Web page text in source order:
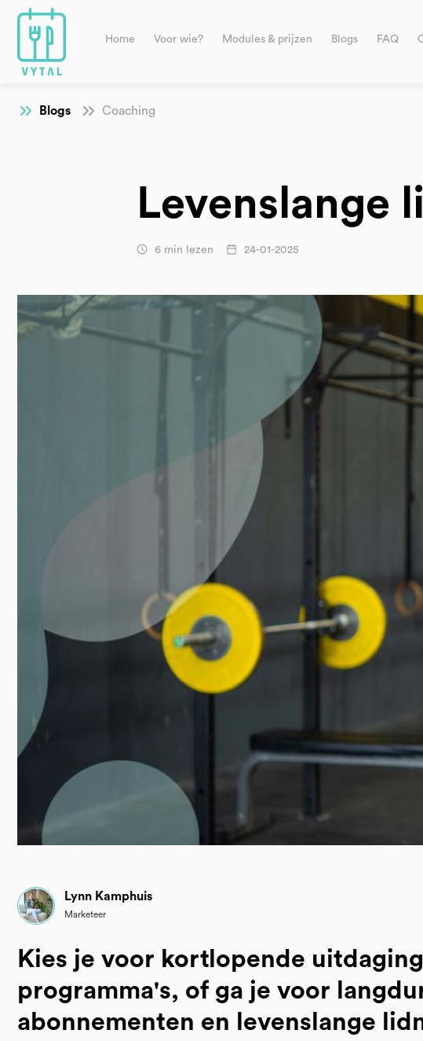
Home Voor wie? Modules & prijzen Blogs FAQ
Blogs Coaching
Levenslange
6 min lezen 24-01-2025
Lynn Kamphuis
Marketeer
Kies je voor kortlopende
programma's, of ga je voor
abonnementen en levenslange